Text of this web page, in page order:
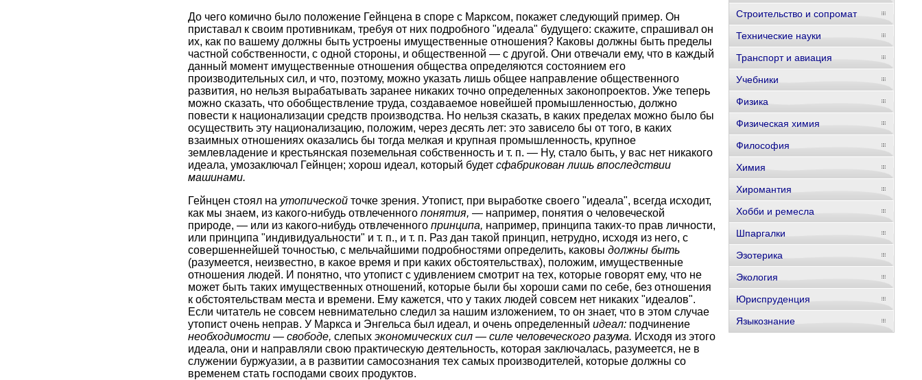
До чего комично было положение Гейнцена в споре с Марксом, покажет следующий пример. Он
приставал к своим противникам, требуя от них подробного "идеала" будущего: скажите, спрашивал он
их, как по вашему должны быть устроены имущественные отношения? Каковы должны быть пределы
частной собственности, с одной стороны, и общественной — с другой. Они отвечали ему, что в каждый
данный момент имущественные отношения общества определяются состоянием его
производительных сил, и что, поэтому, можно указать лишь общее направление общественного
развития, но нельзя вырабатывать заранее никаких точно определенных законопроектов. Уже теперь
можно сказать, что обобществление труда, создаваемое новейшей промышленностью, должно
повести к национализации средств производства. Но нельзя сказать, в каких пределах можно было бы
осуществить эту национализацию, положим, через десять лет: это зависело бы от того, в каких
взаимных отношениях оказались бы тогда мелкая и крупная промышленность, крупное
землевладение и крестьянская поземельная собственность и т. п. — Ну, стало быть, у вас нет никакого
идеала, умозаключал Гейнцен; хорош идеал, который будет сфабрикован лишь впоследствии
машинами.
Гейнцен стоял на утопическойточке зрения. Утопист, при выработке своего "идеала", всегда исходит,
как мы знаем, из какого-нибудь отвлеченного понятия, — например, понятия о человеческой
природе, — или из какого-нибудь отвлеченного принципа, например, принципа таких-то прав личности,
или принципа "индивидуальности" и т. п., и т. п. Раз дан такой принцип, нетрудно, исходя из него, с
совершеннейшей точностью, с мельчайшими подробностями определить, каковы должны быть
(разумеется, неизвестно, в какое время и при каких обстоятельствах), положим, имущественные
отношения людей. И понятно, что утопист с удивлением смотрит на тех, которые говорят ему, что не
может быть таких имущественных отношений, которые были бы хороши сами по себе, без отношения
к обстоятельствам места и времени. Ему кажется, что у таких людей совсем нет никаких "идеалов".
Если читатель не совсем невнимательно следил за нашим изложением, то он знает, что в этом случае
утопист очень неправ. У Маркса и Энгельса был идеал, и очень определенный идеал:подчинение
необходимости — свободе, слепых экономических сил — силе человеческого разума. Исходя из этого
идеала, они и направляли свою практическую деятельность, которая заключалась, разумеется, не в
служении буржуазии, а в развитии самосознания тех самых производителей, которые должны со
временем стать господами своих продуктов.
Строительство и сопромат
Технические науки
Транспорт и авиация
Учебники
Физика
Физическая химия
Философия
Химия
Хиромантия
Хобби и ремесла
Шпаргалки
Эзотерика
Экология
Юриспруденция
Языкознание